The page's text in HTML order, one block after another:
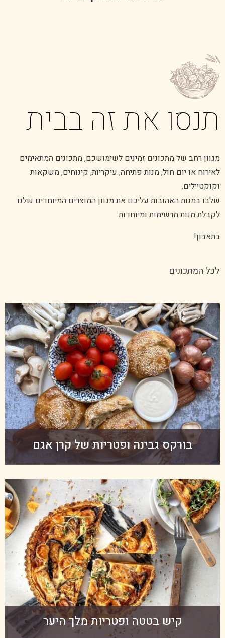
תנסו את זה בבית
מגוון רחב של מתכונים זמינים לשימושכם, מתכונים המתאימים
לאירוח או יום חול, מנות פתיחה, עיקריות, קינוחים, משקאות
וקוקטיילים.
שלבו במנות האהובות עליכם את מגוון המוצרים המיוחדים שלנו
לקבלת מנות מרשימות ומיוחדות.
בתאבון!
לכל המתכונים
בורקס גבינה ופטריות של קרן אגם
קיש בטטה ופטריות מלך היער